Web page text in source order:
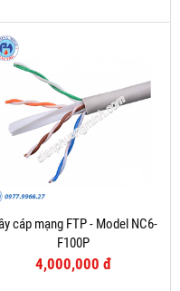
cáp mạng FTP - Model NC6-
F100P
4,000,000 đ